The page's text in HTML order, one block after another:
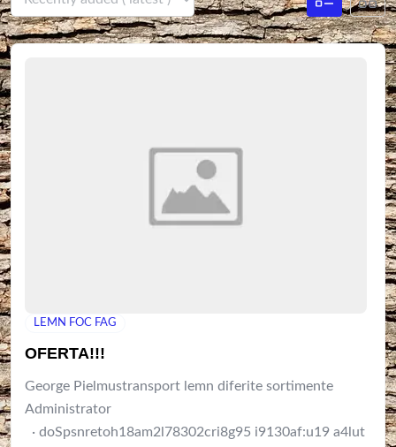
LEMN FOC FAG
OFERTA!!!
George Pielmustransport lemn diferite sortimente
Administrator
· doSpsnretoh18am2l78302cri8g95 i9130af:u19 a4lut